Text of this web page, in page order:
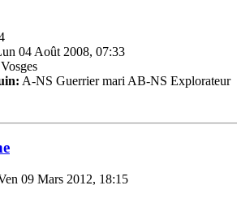
04 Août 2008, 07:33
Vosges
A-NS Guerrier mari AB-NS Explorateur
09 Mars 2012, 18:15